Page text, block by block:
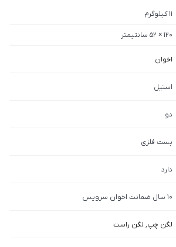
11 کیلوگرم
120 × 52 سانتیمتر
اخوان
استیل
دو
بست فلزی
دارد
10 سال ضمانت اخوان سرویس
لگن چپ, لگن راست